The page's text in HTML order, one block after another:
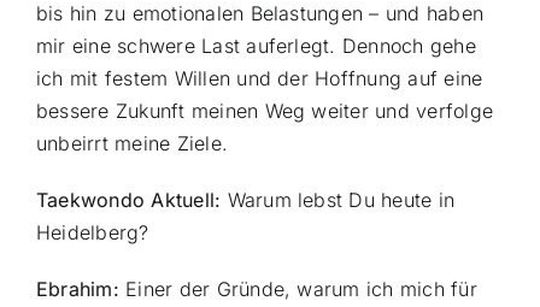
bis hin zu emotionalen Belastungen – und haben
mir eine schwere Last auferlegt. Dennoch gehe
ich mit festem Willen und der Hoffnung auf eine
bessere Zukunft meinen Weg weiter und verfolge
unbeirrt meine Ziele.
Taekwondo Aktuell: Warum lebst Du heute in
Heidelberg?
Ebrahim: Einer der Gründe, warum ich mich für